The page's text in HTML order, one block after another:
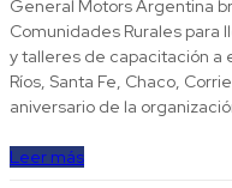
General Motors Argentina
Comunidades Rurales
y talleres de capacitación a
Ríos, Santa Fe, Chaco,
aniversario de la
Leer más